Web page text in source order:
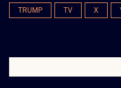
TRUMP TV X